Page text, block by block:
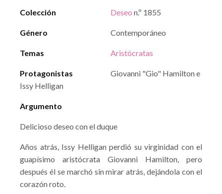
Colección Deseo n.º 1855
Género Contemporáneo
Temas Aristócratas
Protagonistas
Giovanni "Gio" Hamilton e
Issy Helligan
Argumento
Delicioso deseo con el duque
Años atrás, Issy Helligan perdió su virginidad con el
guapísimo aristócrata Giovanni Hamilton, pero
después él se marchó sin mirar atrás, dejándola con el
corazón roto.